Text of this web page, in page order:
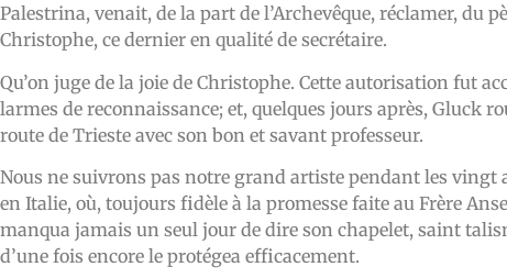
Palestrina, venait, de la part de l’Archevêque, réclamer, du
Christophe, ce dernier en qualité de secrétaire.
Qu’on juge de la joie de Christophe. Cette autorisation fut
larmes de reconnaissance; et, quelques jours après, Gluck
route de Trieste avec son bon et savant professeur.
Nous ne suivrons pas notre grand artiste pendant les vingt
en Italie, où, toujours fidèle à la promesse faite au Frère
manqua jamais un seul jour de dire son chapelet, saint
d’une fois encore le protégea efficacement.